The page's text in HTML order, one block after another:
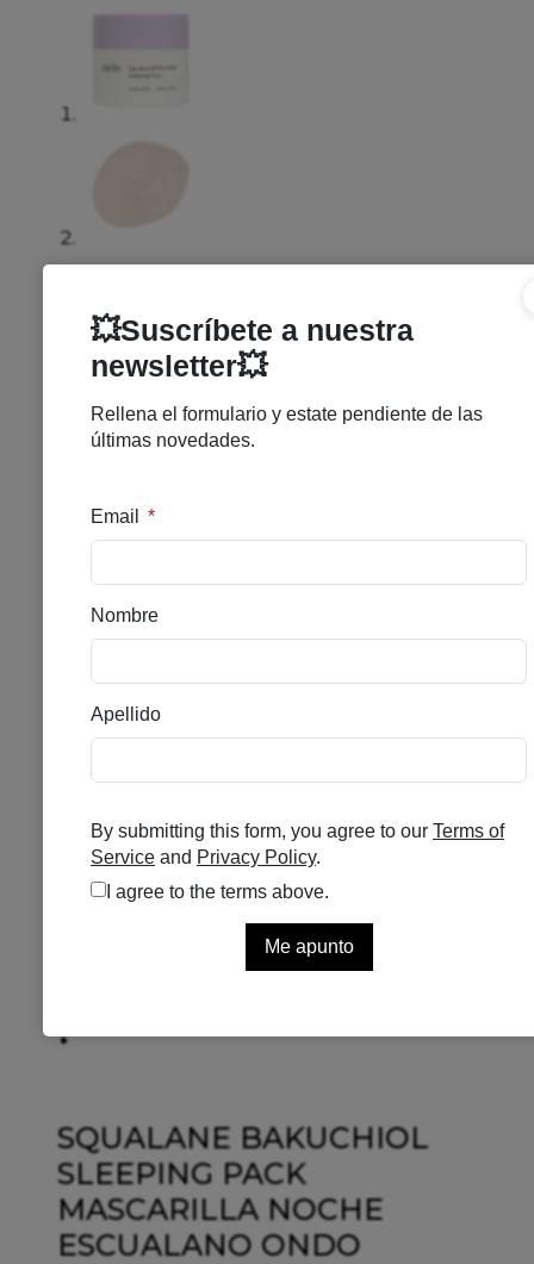
SQUALANE BAKUCHIOL
SLEEPING PACK
MASCARILLA NOCHE
ESCUALANO ONDO